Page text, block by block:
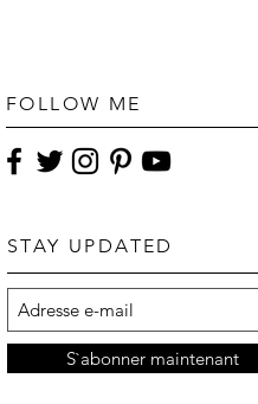
FOLLOW ME
S`abonner maintenant
STAY UPDATED